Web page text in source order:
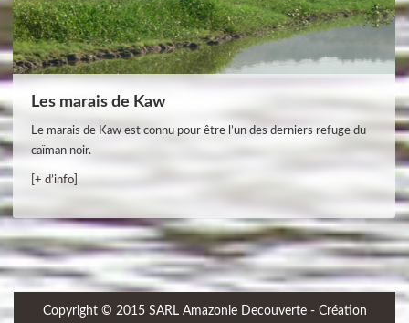
Les marais de Kaw
Le marais de Kaw est connu pour être l’un des derniers refuge du
caïman noir.
[+ d’info]
Copyright © 2015 SARL Amazonie Decouverte - Création